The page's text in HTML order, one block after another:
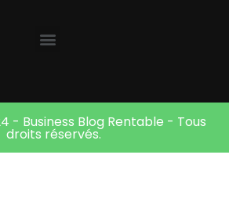
- Business Blog Rentable - Tous
droits réservés.